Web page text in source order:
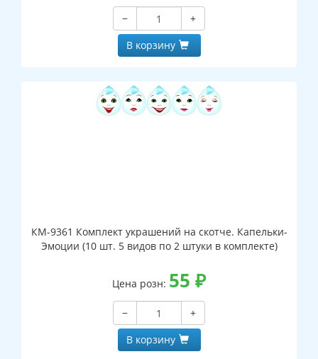
−
+
В корзину
КМ-9361 Комплект украшений на скотче. Капельки-
Эмоции (10 шт. 5 видов по 2 штуки в комплекте)
Цена розн: 55 ₽
−
+
В корзину